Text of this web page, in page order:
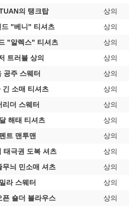
의 탱크탑
상의
드 "베니" 티셔츠
상의
"알렉스" 티셔츠
상의
트러블 상의
상의
공주 스웨터
상의
긴 소매 티셔츠
상의
리더 스웨터
상의
해태 티셔츠
상의
트 맨투맨
상의
태극권 도복 셔츠
상의
무늬 민소매 셔츠
상의
라 스웨터
상의
픈 숄더 블라우스
상의